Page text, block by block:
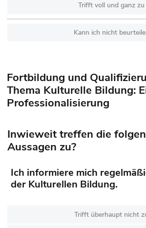
Trifft voll und ganz zu
Kann ich nicht
Fortbildung und
Thema Kulturelle Bildung:
Professionalisierung
Inwieweit treffen die
Aussagen zu?
Ich informiere mich
der Kulturellen Bildung.
Trifft überhaupt nicht